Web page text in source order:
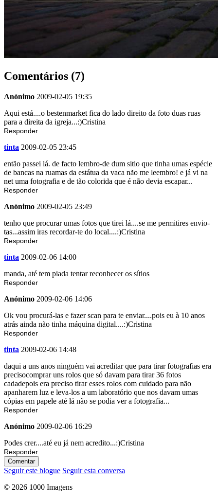
Comentários (7)
Anónimo 2009-02-05 19:35
Aqui está....o bestenmarket fica do lado direito da foto duas ruas
para a direita da igreja...:)Cristina
Responder
tinta 2009-02-05 23:45
então passei lá. de facto lembro-de dum sitio que tinha umas espécie
de bancas na ruamas da estátua da vaca não me leembro! e já vi na
net uma fotografia e de tão colorida que é não devia escapar...
Responder
Anónimo 2009-02-05 23:49
tenho que procurar umas fotos que tirei lá....se me permitires envio-
tas...assim iras recordar-te do local....:)Cristina
Responder
tinta 2009-02-06 14:00
manda, até tem piada tentar reconhecer os sítios
Responder
Anónimo 2009-02-06 14:06
Ok vou procurá-las e fazer scan para te enviar....pois eu à 10 anos
atrás ainda não tinha máquina digital....:)Cristina
Responder
tinta 2009-02-06 14:48
daqui a uns anos ninguém vai acreditar que para tirar fotografias era
precisocomprar uns rolos que só davam para tirar 36 fotos
cadadepois era preciso tirar esses rolos com cuidado para não
apanharem luz e leva-los a um laboratório que nos davam umas
cópias em papele até lá não se podia ver a fotografia...
Responder
Anónimo 2009-02-06 16:29
Podes crer....até eu já nem acredito...:)Cristina
Responder
Comentar
Seguir este blogue Seguir esta conversa
© 2026 1000 Imagens